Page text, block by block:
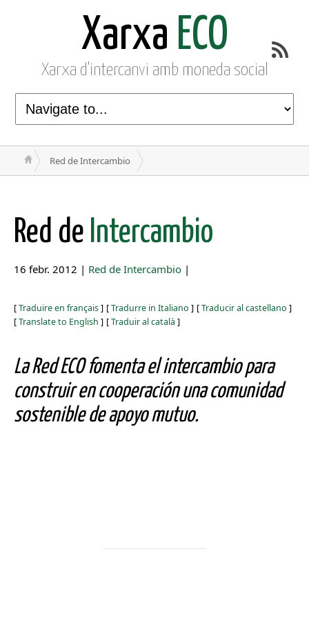
Xarxa ECO
Xarxa d'intercanvi amb moneda social
Red de Intercambio
Red de Intercambio
16 febr. 2012 | Red de Intercambio |
[Traduire en français] [Tradurre in Italiano ] [Traducir al castellano ]
[Translate to English ] [Traduir al català ]
La Red ECO fomenta el intercambio para
construir en cooperación una comunidad
sostenible de apoyo mutuo.